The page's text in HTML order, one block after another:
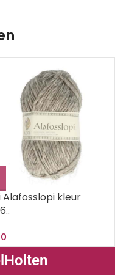
Alafosslopi kleur